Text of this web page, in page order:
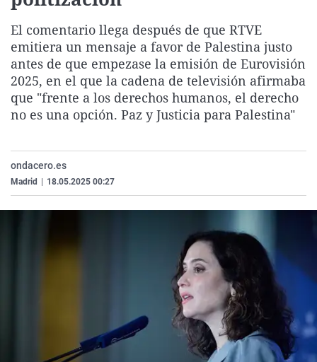
Gente viajera
Como el perro y el
Retornados
Equipo de
Operación Viuda
Galicia
La Rioja
Navarra
País Vasco
Televisión
Elecciones
El comentario llega después de que RTVE
emitiera un mensaje a favor de Palestina justo
antes de que empezase la emisión de Eurovisión
2025, en el que la cadena de televisión afirmaba
que "frente a los derechos humanos, el derecho
no es una opción. Paz y Justicia para Palestina"
ondacero.es
Madrid 18.05.2025 00:27